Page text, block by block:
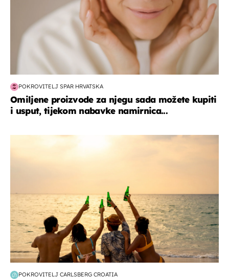
POKROVITELJ SPAR HRVATSKA
Omiljene proizvode za njegu sada možete kupiti
i usput, tijekom nabavke namirnica...
POKROVITELJ CARLSBERG CROATIA